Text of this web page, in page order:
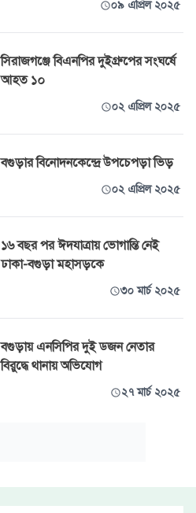
০৯ এপ্রিল ২০২৫
সিরাজগঞ্জে বিএনপির দুইগ্রুপের সংঘর্ষে
আহত ১০
০২ এপ্রিল ২০২৫
বগুড়ার বিনোদনকেন্দ্রে উপচেপড়া ভিড়
০২ এপ্রিল ২০২৫
১৬ বছর পর ঈদযাত্রায় ভোগান্তি নেই
ঢাকা-বগুড়া মহাসড়কে
৩০ মার্চ ২০২৫
বগুড়ায় এনসিপির দুই ডজন নেতার
বিরুদ্ধে থানায় অভিযোগ
২৭ মার্চ ২০২৫